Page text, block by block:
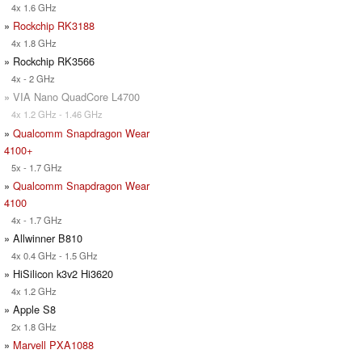
4x 1.6 GHz
» Rockchip RK3188
4x 1.8 GHz
» Rockchip RK3566
4x - 2 GHz
» VIA Nano QuadCore L4700
4x 1.2 GHz - 1.46 GHz
» Qualcomm Snapdragon Wear
4100+
5x - 1.7 GHz
» Qualcomm Snapdragon Wear
4100
4x - 1.7 GHz
» Allwinner B810
4x 0.4 GHz - 1.5 GHz
» HiSilicon k3v2 Hi3620
4x 1.2 GHz
» Apple S8
2x 1.8 GHz
» Marvell PXA1088